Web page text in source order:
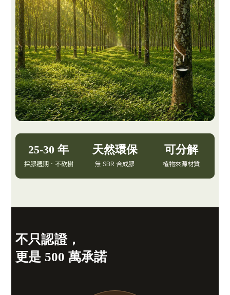
25-30 年
採膠週期．不砍樹
天然環保
無 SBR 合成膠
可分解
植物來源材質
不只認證，
更是 500 萬承諾